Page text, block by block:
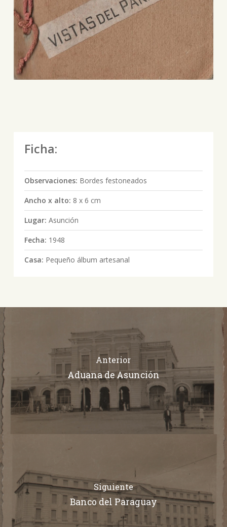
Ficha:
Observaciones: Bordes festoneados
Ancho x alto: 8 x 6 cm
Lugar: Asunción
Fecha: 1948
Casa: Pequeño álbum artesanal
Anterior
Aduana de Asunción
Siguiente
Banco del Paraguay